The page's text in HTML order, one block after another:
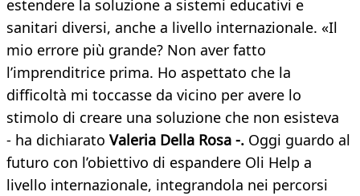
estendere la soluzione a sistemi educativi e
sanitari diversi, anche a livello internazionale. «Il
mio errore più grande? Non aver fatto
l’imprenditrice prima. Ho aspettato che la
difficoltà mi toccasse da vicino per avere lo
stimolo di creare una soluzione che non esisteva
- ha dichiarato Valeria Della Rosa -. Oggi guardo al
futuro con l’obiettivo di espandere Oli Help a
livello internazionale, integrandola nei percorsi